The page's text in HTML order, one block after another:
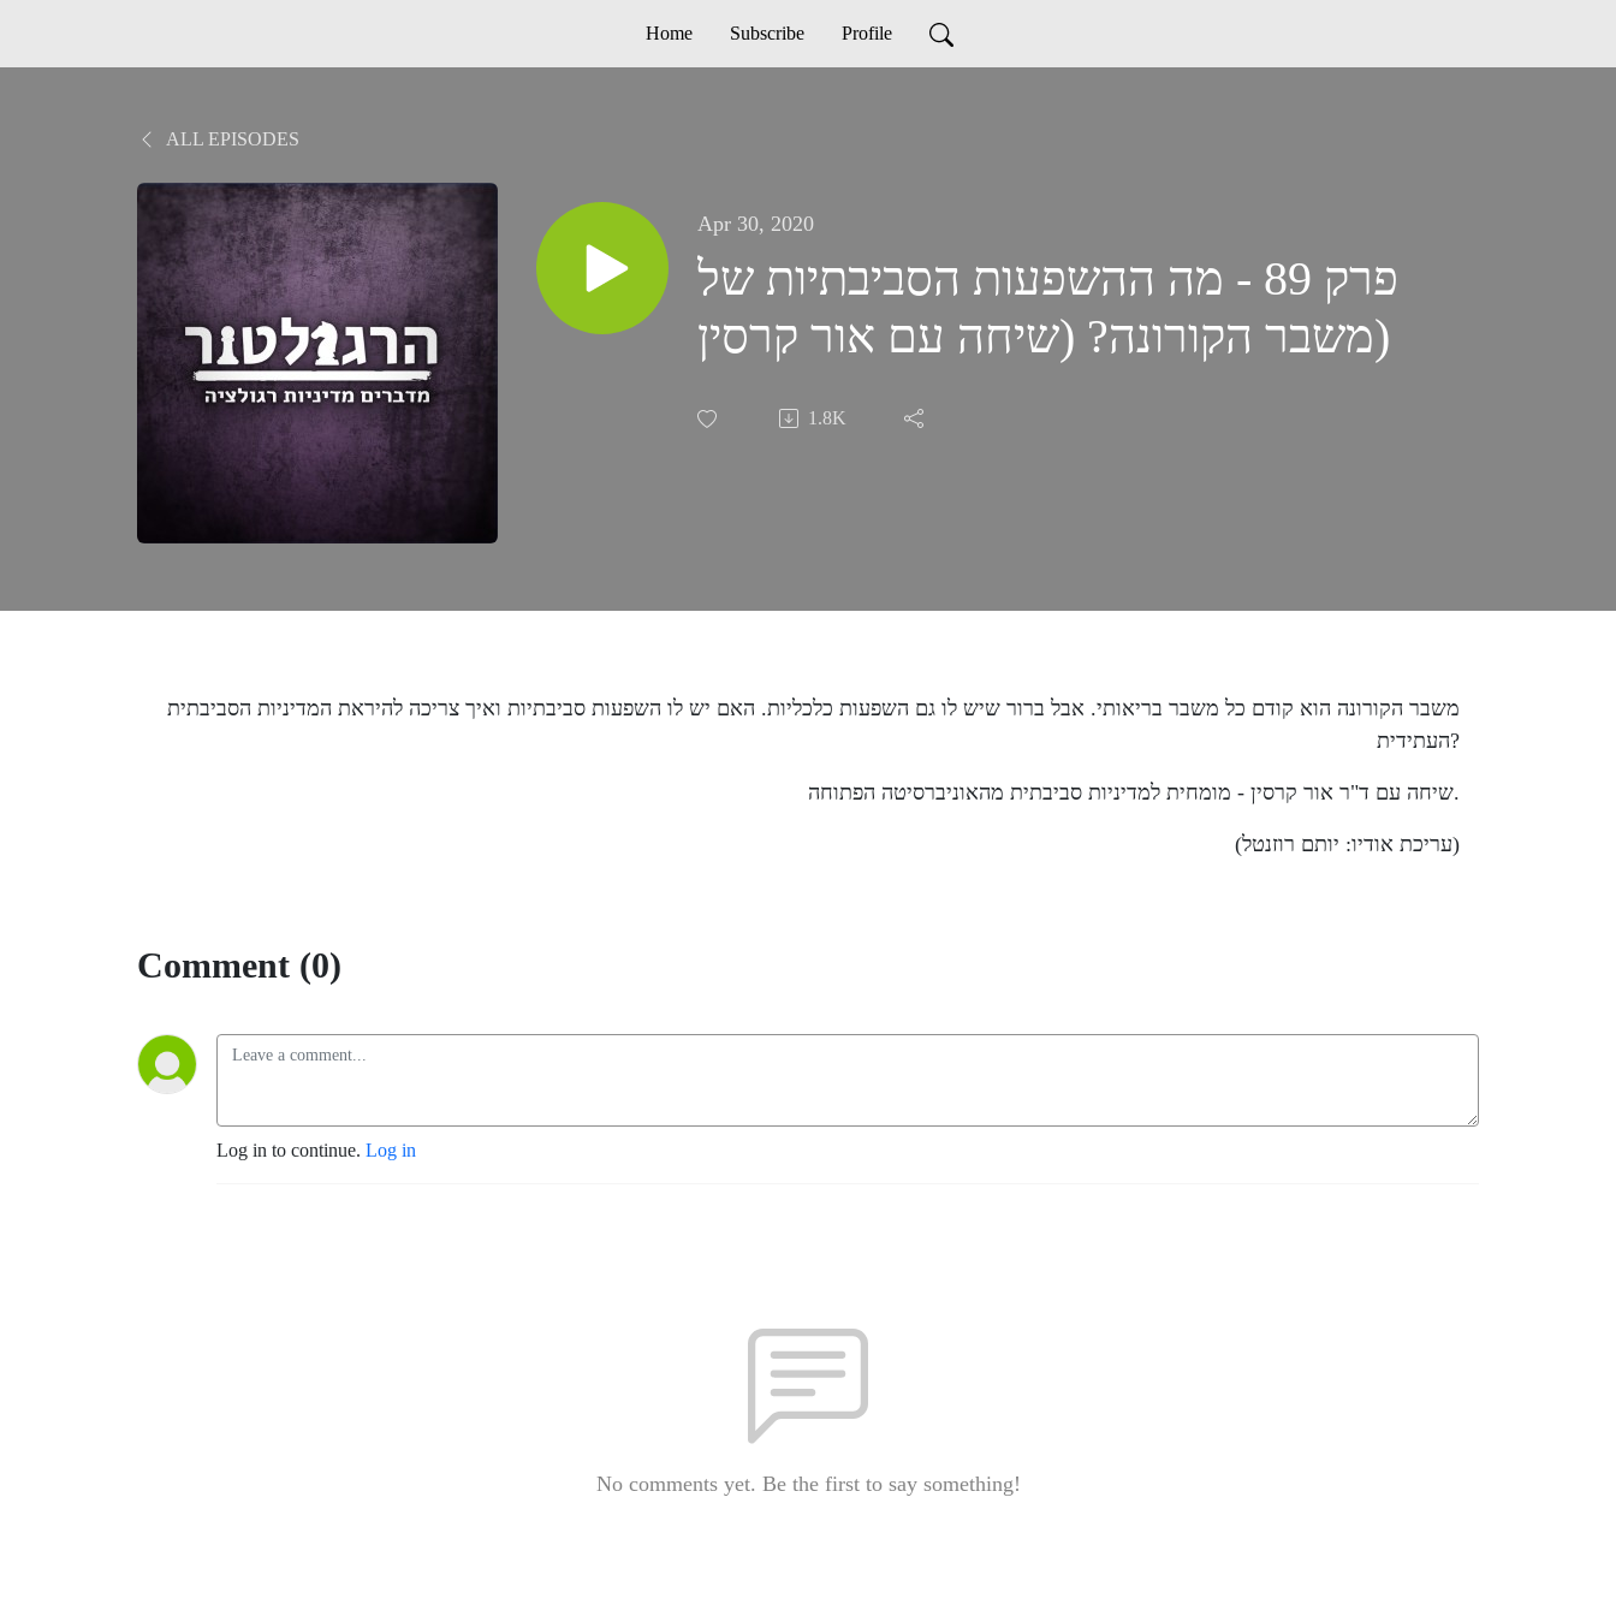
Home Subscribe Profile
ALL EPISODES
Apr 30, 2020
פרק 89 - מה ההשפעות הסביבתיות של
משבר הקורונה? (שיחה עם אור קרסין)
1.8K
משבר הקורונה הוא קודם כל משבר בריאותי. אבל ברור שיש לו גם השפעות כלכליות. האם יש לו השפעות סביבתיות ואיך צריכה להיראת המדיניות הסביבתית
העתידית?
שיחה עם ד"ר אור קרסין - מומחית למדיניות סביבתית מהאוניברסיטה הפתוחה.
(עריכת אודיו: יותם רוזנטל)
Comment (0)
Log in to continue. Log in
No comments yet. Be the first to say something!